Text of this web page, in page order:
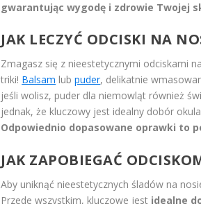
gwarantując wygodę i zdrowie Twojej
JAK LECZYĆ ODCISKI NA
Zmagasz się z nieestetycznymi odciskami
triki! Balsam lubpuder, delikatnie
jeśli wolisz, puder dla niemowląt również
jednak, że kluczowy jest idealny dobór
Odpowiednio dopasowane oprawki to
JAK ZAPOBIEGAĆ
Aby uniknąć nieestetycznych śladów na
Przede wszystkim, kluczowe jest idealne